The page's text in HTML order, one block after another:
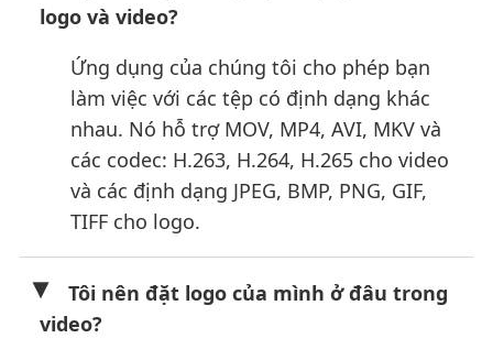
logo và video?
Ứng dụng của chúng tôi cho phép bạn
làm việc với các tệp có định dạng khác
nhau. Nó hỗ trợ MOV, MP4, AVI, MKV và
các codec: H.263, H.264, H.265 cho video
và các định dạng JPEG, BMP, PNG, GIF,
TIFF cho logo.
Tôi nên đặt logo của mình ở đâu trong
video?